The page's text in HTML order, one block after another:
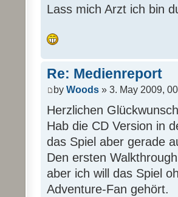
Lass mich Arzt ich bin
Re: Medienreport
by Woods » 3. May 2009,
Herzlichen
Hab die CD Version in
das Spiel aber gerade
Den ersten
aber ich will das Spiel
Adventure-Fan gehört.